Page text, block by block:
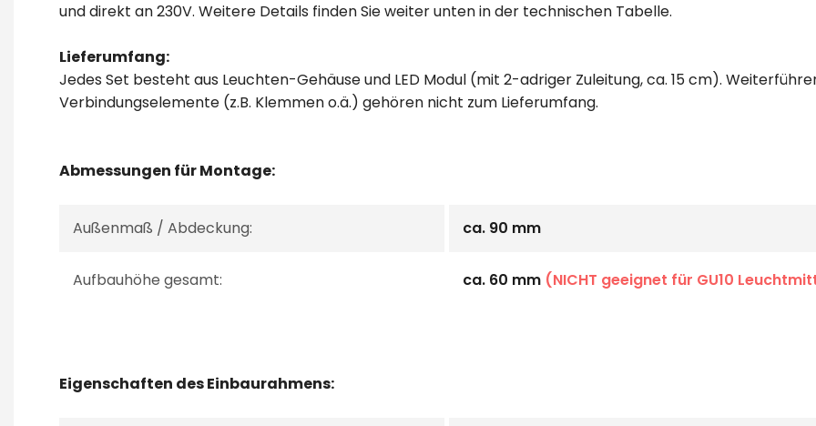
und direkt an 230V. Weitere Details finden Sie weiter unten in der technischen Tabelle.
Lieferumfang:
Jedes Set besteht aus Leuchten-Gehäuse und LED Modul (mit 2-adriger Zuleitung, ca. 15 cm).
Verbindungselemente (z.B. Klemmen o.ä.) gehören nicht zum Lieferumfang.
Abmessungen für Montage:
Außenmaß / Abdeckung: ca. 90 mm
Aufbauhöhe gesamt: ca. 60 mm (NICHT geeignet für GU10
Eigenschaften des Einbaurahmens: